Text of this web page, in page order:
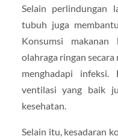
Selain perlindungan
tubuh juga
Konsumsi
olahraga ringan
menghadapi
ventilasi yang baik
kesehatan.
Selain itu, kesadaran